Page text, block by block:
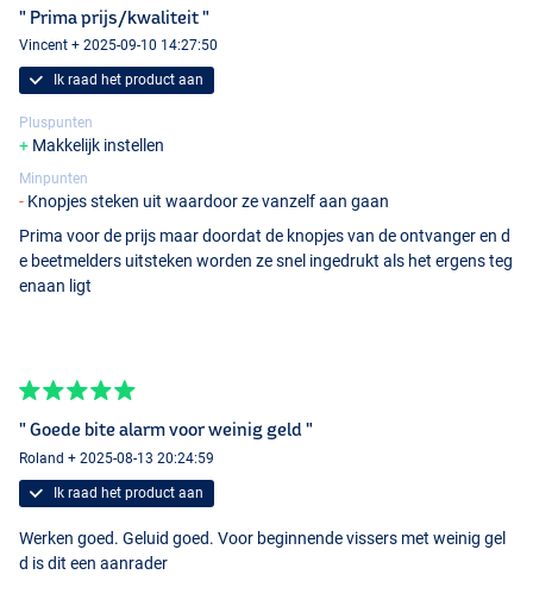
" Prima prijs/kwaliteit "
Vincent + 2025-09-10 14:27:50
Ik raad het product aan
Pluspunten
Makkelijk instellen
Minpunten
Knopjes steken uit waardoor ze vanzelf aan gaan
Prima voor de prijs maar doordat de knopjes van de ontvanger en d
e beetmelders uitsteken worden ze snel ingedrukt als het ergens teg
enaan ligt
" Goede bite alarm voor weinig geld "
Roland + 2025-08-13 20:24:59
Ik raad het product aan
Werken goed. Geluid goed. Voor beginnende vissers met weinig gel
d is dit een aanrader